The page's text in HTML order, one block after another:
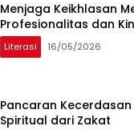
Menjaga Keikhlasan
Profesionalitas dan
Literasi 16/05/2026
Pancaran
Spiritual dari Zakat